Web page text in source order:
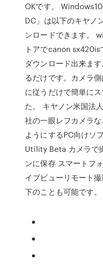
OKです。
DC」は以下のキヤノ
ンロードできます。
トアでcanon sx420is
ダウンロード出来ま
るだけです。カメラ
に従うだけで簡単に
た。 キヤノン米国法
社の一眼レフカメラ
ようにするPC向けソ
Utility Beta カメラで
ンに保存 スマートフ
イブビューリモート
下のことも可能です。